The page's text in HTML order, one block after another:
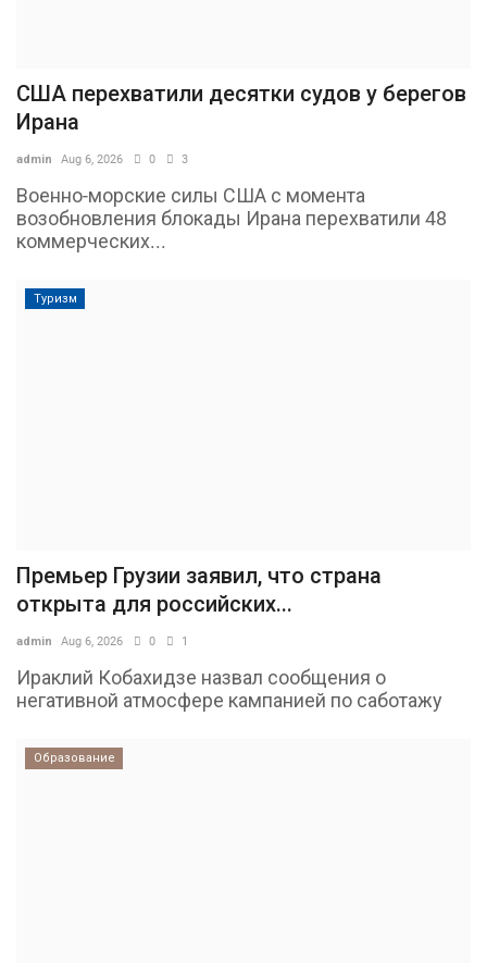
США перехватили десятки судов у берегов
Ирана
admin Aug 6, 2026 0 3
Военно-морские силы США с момента
возобновления блокады Ирана перехватили 48
коммерческих...
Туризм
Премьер Грузии заявил, что страна
открыта для российских...
admin Aug 6, 2026 0 1
Ираклий Кобахидзе назвал сообщения о
негативной атмосфере кампанией по саботажу
Образование